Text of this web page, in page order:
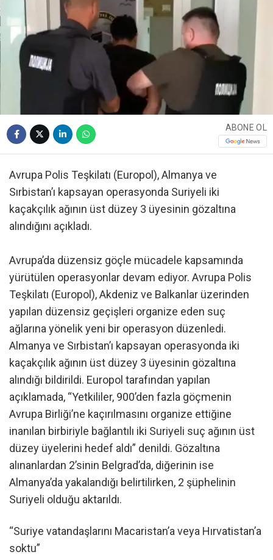
ABONE OL
Avrupa Polis Teşkilatı (Europol), Almanya ve
Sırbistan’ı kapsayan operasyonda Suriyeli iki
kaçakçılık ağının üst düzey 3 üyesinin gözaltına
alındığını açıkladı.
Avrupa’da düzensiz göçle mücadele kapsamında
yürütülen operasyonlar devam ediyor. Avrupa Polis
Teşkilatı (Europol), Akdeniz ve Balkanlar üzerinden
yapılan düzensiz geçişleri organize eden suç
ağlarına yönelik yeni bir operasyon düzenledi.
Almanya ve Sırbistan’ı kapsayan operasyonda iki
kaçakçılık ağının üst düzey 3 üyesinin gözaltına
alındığı bildirildi. Europol tarafından yapılan
açıklamada, “Yetkililer, 900’den fazla göçmenin
Avrupa Birliği’ne kaçırılmasını organize ettiğine
inanılan birbiriyle bağlantılı iki Suriyeli suç ağının üst
düzey üyelerini hedef aldı” denildi. Gözaltına
alınanlardan 2’sinin Belgrad’da, diğerinin ise
Almanya’da yakalandığı belirtilirken, 2 şüphelinin
Suriyeli olduğu aktarıldı.
“Suriye vatandaşlarını Macaristan’a veya Hırvatistan’a
soktu”